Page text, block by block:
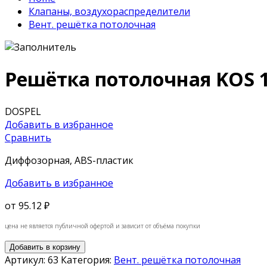
Клапаны, воздухораспределители
Вент. решётка потолочная
Решётка потолочная KOS
DOSPEL
Добавить в избранное
Сравнить
Диффозорная, ABS-пластик
Добавить в избранное
от 95.12 ₽
цена не является публичной офертой и зависит от объёма покупки
Добавить в корзину
Артикул: 63 Категория: Вент. решётка потолочная